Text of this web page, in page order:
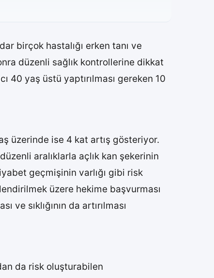
birçok hastalığı erken tanı ve
düzenli sağlık kontrollerine dikkat
40 yaş üstü yaptırılması gereken 10
üzerinde ise 4 kat artış gösteriyor.
aralıklarla açlık kan şekerinin
geçmişinin varlığı gibi risk
üzere hekime başvurması
sıklığının da artırılması
da risk oluşturabilen